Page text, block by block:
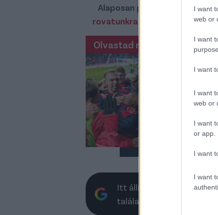
I want
web or
I want
I want
I want
web or
I want
or app.
I want
I want
Alaposan pörög már a hazai
rovatunkra kattintasz
,
Olvastad már?
Itt állíthatod be, hogy a
találatokban